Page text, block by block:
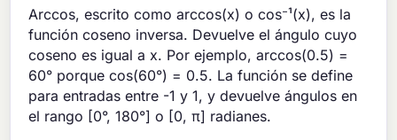
Arccos, escrito como arccos(x) o cos⁻¹(x), es la
función coseno inversa. Devuelve el ángulo cuyo
coseno es igual a x. Por ejemplo, arccos(0.5) =
60° porque cos(60°) = 0.5. La función se define
para entradas entre -1 y 1, y devuelve ángulos en
el rango [0°, 180°] o [0, π] radianes.